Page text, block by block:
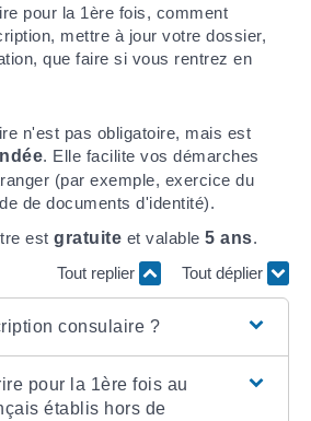
pour la 1ère fois, comment
mettre à jour votre dossier,
que faire si vous rentrez en
n'est pas obligatoire, mais est
. Elle facilite vos démarches
(par exemple, exercice du
de documents d'identité).
est gratuite et valable 5 ans.
Tout replier
Tout déplier
consulaire ?
pour la 1ère fois au
établis hors de